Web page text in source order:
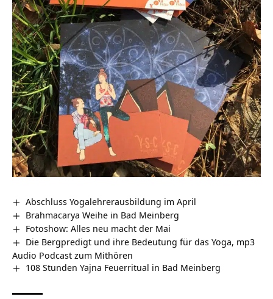
Abschluss Yogalehrerausbildung im April
Brahmacarya Weihe in Bad Meinberg
Fotoshow: Alles neu macht der Mai
Die Bergpredigt und ihre Bedeutung für das Yoga, mp3
Audio Podcast zum Mithören
108 Stunden Yajna Feuerritual in Bad Meinberg